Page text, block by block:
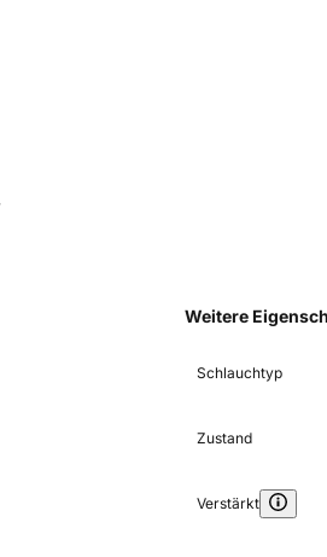
Weitere
Schlauchtyp
Zustand
Verstärkt